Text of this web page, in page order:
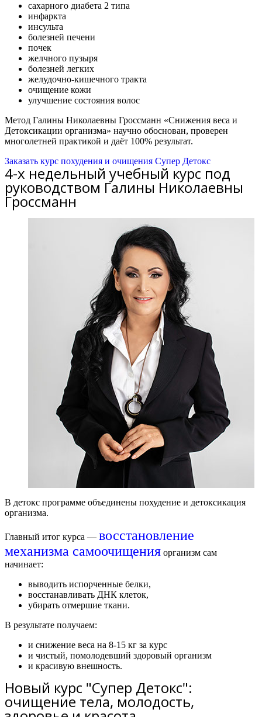
сахарного диабета 2 типа
инфаркта
инсульта
болезней печени
почек
желчного пузыря
болезней легких
желудочно-кишечного тракта
очищение кожи
улучшение состояния волос
Метод Галины Николаевны Гроссманн «Снижения веса и
Детоксикации организма» научно обоснован, проверен
многолетней практикой и даёт 100% результат.
Заказать курс похудения и очищения Супер Детокс
4-х недельный учебный курс под
руководством Галины Николаевны
Гроссманн
В детокс программе объединены похудение и детоксикация
организма.
Главный итог курса — восстановление
механизма самоочищения организм сам
начинает:
выводить испорченные белки,
восстанавливать ДНК клеток,
убирать отмершие ткани.
В результате получаем:
и снижение веса на 8-15 кг за курс
и чистый, помолодевший здоровый организм
и красивую внешность.
Новый курс "Супер Детокс":
очищение тела, молодость,